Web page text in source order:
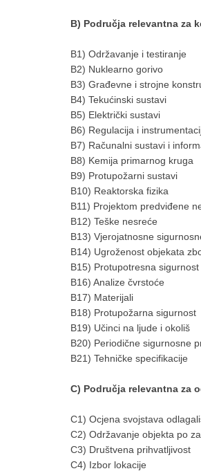
B) Područja relevantna za
B1) Održavanje i testiranje
B2) Nuklearno gorivo
B3) Građevne i strojne
B4) Tekućinski sustavi
B5) Električki sustavi
B6) Regulacija i
B7) Računalni sustavi i
B8) Kemija primarnog kruga
B9) Protupožarni sustavi
B10) Reaktorska fizika
B11) Projektom predviđene
B12) Teške nesreće
B13) Vjerojatnosne
B14) Ugroženost objekata
B15) Protupotresna sigurnost
B16) Analize čvrstoće
B17) Materijali
B18) Protupožarna sigurnost
B19) Učinci na ljude i okoliš
B20) Periodične sigurnosne
B21) Tehničke specifikacije
C) Područja relevantna za
C1) Ocjena svojstava
C2) Održavanje objekta po
C3) Društvena prihvatljivost
C4) Izbor lokacije